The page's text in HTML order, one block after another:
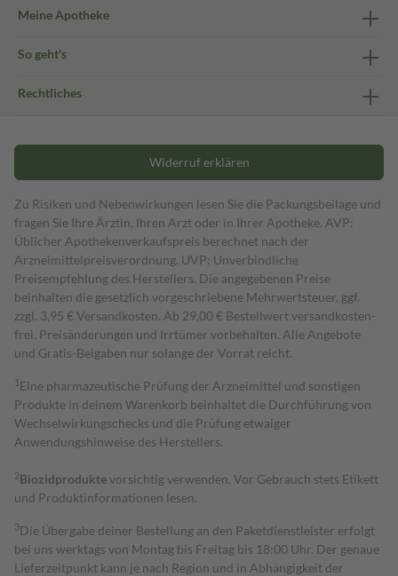
Meine Apotheke
So geht's
Rechtliches
Widerruf erklären
Zu Risiken und Nebenwirkungen lesen Sie die Packungsbeilage und
fragen Sie Ihre Ärztin, Ihren Arzt oder in Ihrer Apotheke. AVP:
Üblicher Apothekenverkaufspreis berechnet nach der
Arzneimittelpreisverordnung. UVP: Unverbindliche
Preisempfehlung des Herstellers. Die angegebenen Preise
beinhalten die gesetzlich vorgeschriebene Mehrwertsteuer, ggf.
zzgl. 3,95 € Versandkosten. Ab 29,00 € Bestell­wert versand­kosten­
frei. Preisänderungen und Irrtümer vorbehalten. Alle Angebote
und Gratis-Beigaben nur solange der Vorrat reicht.
1 Eine pharmazeutische Prüfung der Arzneimittel und sonstigen
Produkte in deinem Warenkorb beinhaltet die Durchführung von
Wechselwirkungschecks und die Prüfung etwaiger
Anwendungshinweise des Herstellers.
2Biozidproduktevorsichtig verwenden. Vor Gebrauch stets Etikett
und Produktinformationen lesen.
3Die Übergabe deiner Bestellung an den Paketdienstleister erfolgt
bei uns werktags von Montag bis Freitag bis 18:00 Uhr. Der genaue
Lieferzeitpunkt kann je nach Region und in Abhängigkeit der